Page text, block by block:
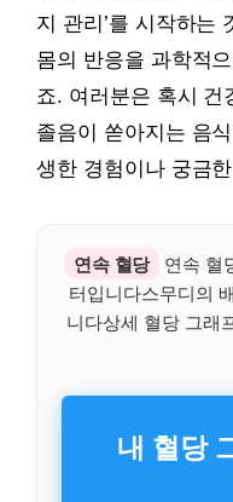
지 관리’를 시작하는
몸의 반응을 과학적
죠. 여러분은 혹시 건
졸음이 쏟아지는 음
생한 경험이나 궁금
연속 혈당
연속 혈
터입니다스무디의
니다상세 혈당 그래
내 혈당